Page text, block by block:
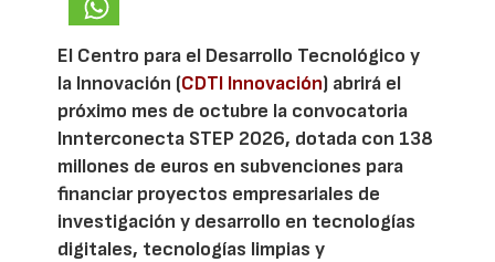
El Centro para el Desarrollo Tecnológico y
la Innovación (CDTI Innovación) abrirá el
próximo mes de octubre la convocatoria
Innterconecta STEP 2026, dotada con 138
millones de euros en subvenciones para
financiar proyectos empresariales de
investigación y desarrollo en tecnologías
digitales, tecnologías limpias y